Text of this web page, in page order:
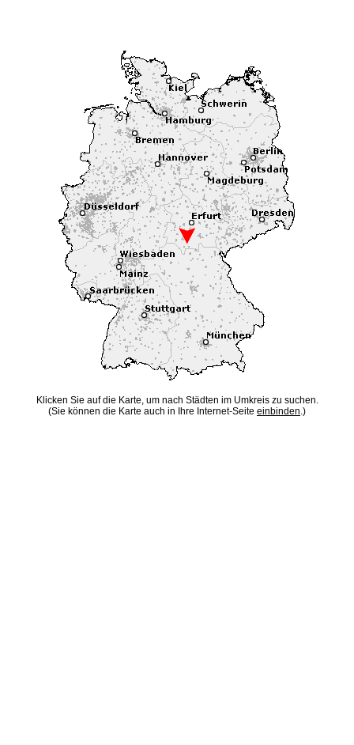
Klicken Sie auf die Karte, um nach Städten im Umkreis zu suchen.
(Sie können die Karte auch in Ihre Internet-Seite einbinden.)